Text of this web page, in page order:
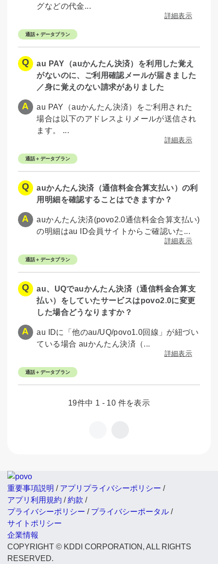
グなどの代金...
詳細表示
通話＋データプラン
au PAY（auかんたん決済）を利用した覚え
がないのに、ご利用確認メールが届きました
／身に覚えのない請求がありました
au PAY（auかんたん決済）をご利用された
場合は以下のアドレスよりメールが送信され
ます。 ...
詳細表示
通話＋データプラン
auかんたん決済（通信料金合算支払い）の利
用明細を確認することはできますか？
auかんたん決済(povo2.0通信料金合算支払い)
の明細はau ID会員サイトからご確認いた...
詳細表示
通話＋データプラン
au、UQでauかんたん決済（通信料金合算支
払い）をしていたサービスはpovo2.0に変更
した場合どうなりますか？
au IDに「他のau/UQ/povo1.0回線」が紐づい
ている場合 auかんたん決済（...
詳細表示
通話＋データプラン
19件中 1 - 10 件を表示
重要事項説明 / アプリプライバシーポリシー /
アプリ利用規約 /約款 /
プライバシーポリシー / プライバシーポータル /
サイトポリシー
企業情報
COPYRIGHT © KDDI CORPORATION, ALL RIGHTS
RESERVED.